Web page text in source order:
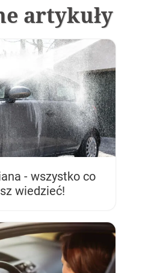
artykuły
- wszystko co
wiedzieć!